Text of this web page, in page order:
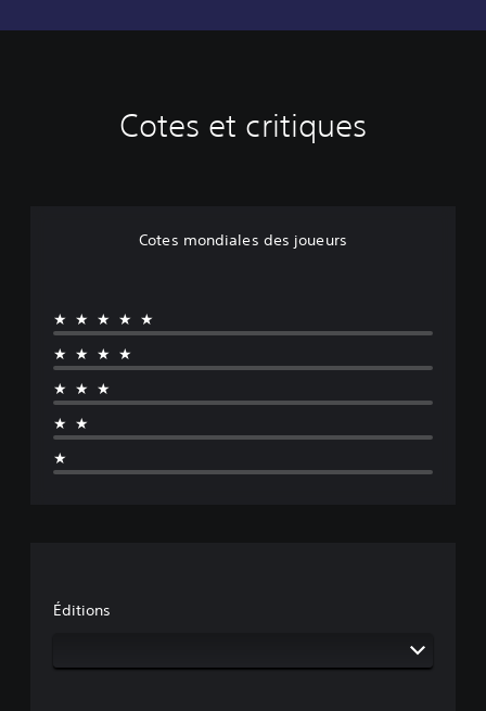
Cotes et critiques
Cotes mondiales des joueurs
★★★★★
★★★★
★★★
★★
★
Éditions